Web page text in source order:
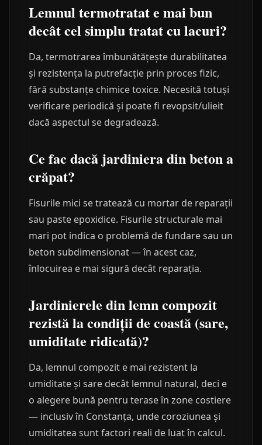
Lemnul termotratat e mai bun
decât cel simplu tratat cu lacuri?
Da, termotrarea îmbunătățește durabilitatea
și rezistența la putrefacție prin proces fizic,
fără substanțe chimice toxice. Necesită totuși
verificare periodică și poate fi revopsit/ulieit
dacă aspectul se degradează.
Ce fac dacă jardiniera din beton a
crăpat?
Fisurile mici se tratează cu mortar de reparații
sau paste epoxidice. Fisurile structurale mai
mari pot indica o problemă de fundare sau un
beton subdimensionat — în acest caz,
înlocuirea e mai sigură decât reparația.
Jardinierele din lemn compozit
rezistă la condiții de coastă (sare,
umiditate ridicată)?
Da, lemnul compozit e mai rezistent la
umiditate și sare decât lemnul natural, deci e
o alegere bună pentru terase în zone costiere
— inclusiv în Constanța, unde coroziunea și
umiditatea sunt factori reali de luat în calcul.